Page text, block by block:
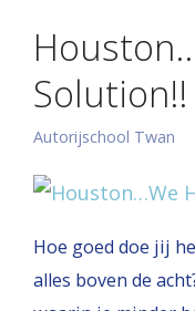
Solution!!
Autorijschool Twan
Hoe goed doe jij
alles boven de